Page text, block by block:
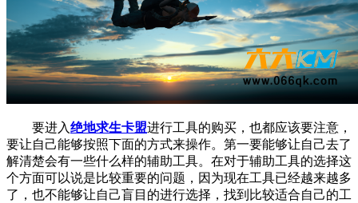
要进入绝地求生卡盟进行工具的购买，也都应该要注意，
要让自己能够按照下面的方式来操作。第一要能够让自己去了
解清楚会有一些什么样的辅助工具。在对于辅助工具的选择这
个方面可以说是比较重要的问题，因为现在工具已经越来越多
了，也不能够让自己盲目的进行选择，找到比较适合自己的工